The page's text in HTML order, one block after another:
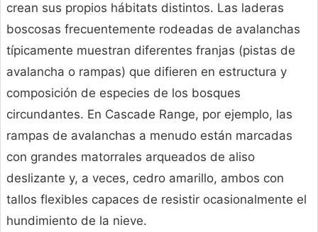
crean sus propios hábitats distintos. Las laderas
boscosas frecuentemente rodeadas de avalanchas
típicamente muestran diferentes franjas (pistas de
avalancha o rampas) que difieren en estructura y
composición de especies de los bosques
circundantes. En Cascade Range, por ejemplo, las
rampas de avalanchas a menudo están marcadas
con grandes matorrales arqueados de aliso
deslizante y, a veces, cedro amarillo, ambos con
tallos flexibles capaces de resistir ocasionalmente el
hundimiento de la nieve.